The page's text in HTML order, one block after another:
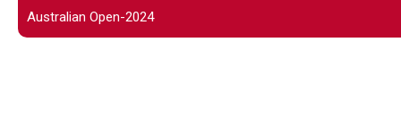
Australian Open-2024